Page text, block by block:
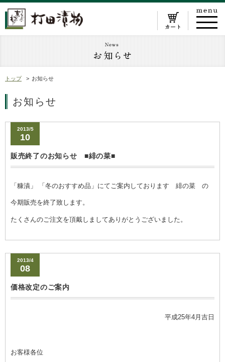
トップ お知らせ
お知らせ
2013/5
10
販売終了のお知らせ ■緋の菜■
「糠漬」 「冬のおすすめ品」にてご案内しております 緋の菜 の
今期販売を終了致します。
たくさんのご注文を頂戴しましてありがとうございました。
2013/4
08
価格改定のご案内
平成25年4月吉日
お客様各位